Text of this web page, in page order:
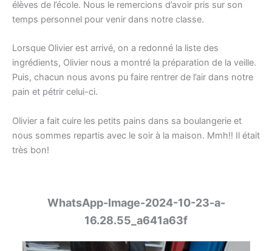
élèves de l’école. Nous le remercions d’avoir pris sur son
temps personnel pour venir dans notre classe.
Lorsque Olivier est arrivé, on a redonné la liste des
ingrédients, Olivier nous a montré la préparation de la veille.
Puis, chacun nous avons pu faire rentrer de l’air dans notre
pain et pétrir celui-ci.
Olivier a fait cuire les petits pains dans sa boulangerie et
nous sommes repartis avec le soir à la maison. Mmh!! Il était
très bon!
WhatsApp-Image-2024-10-23-a-
16.28.55_a641a63f